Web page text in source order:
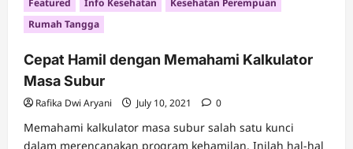
Featured Info Kesehatan
Kesehatan Perempuan
Rumah Tangga
Cepat Hamil dengan Memahami Kalkulator
Masa Subur
Rafika Dwi Aryani July 10, 2021 0
Memahami kalkulator masa subur salah satu kunci
dalam merencanakan program kehamilan. Inilah hal-hal